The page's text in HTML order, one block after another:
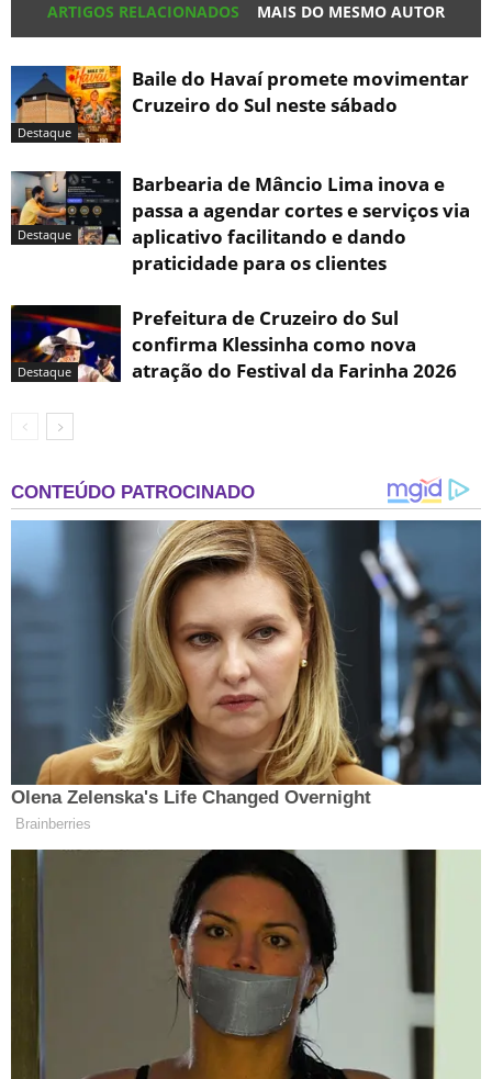
ARTIGOS RELACIONADOS MAIS DO MESMO AUTOR
Destaque
Baile do Havaí promete movimentar
Cruzeiro do Sul neste sábado
Destaque
Barbearia de Mâncio Lima inova e
passa a agendar cortes e serviços via
aplicativo facilitando e dando
praticidade para os clientes
Destaque
Prefeitura de Cruzeiro do Sul
confirma Klessinha como nova
atração do Festival da Farinha 2026